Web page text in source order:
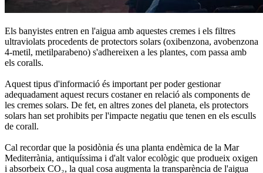
Els banyistes entren en l'aigua amb aquestes cremes i els filtres
ultraviolats procedents de protectors solars (oxibenzona, avobenzona
4-metil, metilparabeno) s'adhereixen a les plantes, com passa amb
els coralls.
Aquest tipus d'informació és important per poder gestionar
adequadament aquest recurs costaner en relació als components de
les cremes solars. De fet, en altres zones del planeta, els protectors
solars han set prohibits per l'impacte negatiu que tenen en els esculls
de corall.
Cal recordar que la posidònia és una planta endèmica de la Mar
Mediterrània, antiquíssima i d'alt valor ecològic que produeix oxigen
i absorbeix CO₂, la qual cosa augmenta la transparència de l'aigua